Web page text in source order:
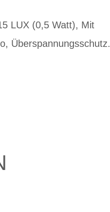
LUX (0,5 Watt), Mit
Überspannungsschutz.